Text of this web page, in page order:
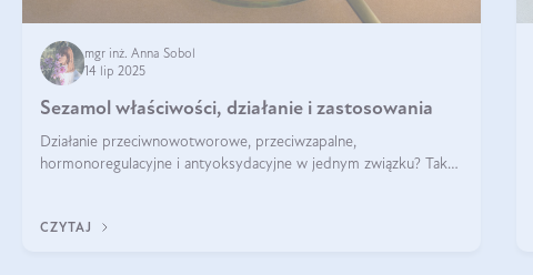
mgr inż. Anna Sobol
14 lip 2025
Sezamol właściwości, działanie i zastosowania
Działanie przeciwnowotworowe, przeciwzapalne,
hormonoregulacyjne i antyoksydacyjne w jednym związku? Tak
swojej diety — być może to pierwsza ok
CZYTAJ